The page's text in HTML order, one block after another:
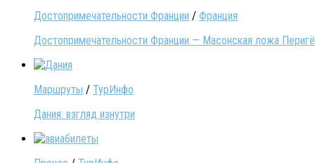
Достопримечательности Франции / Франция
Достопримечательности Франции — Масонская ложа Перигё
Маршруты / ТурИнфо
Дания: взгляд изнутри